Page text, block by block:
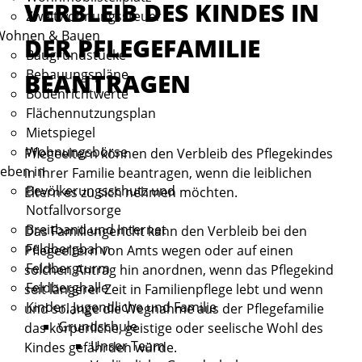
Zweitwohnungssteuer
& Bauen
Baugrundstücke
Bebauungspläne
Bodenrichtwerte
Flächennutzungsplan
Mietspiegel
Wohnungsbörse
in
Bevölkerungsschutz und
Notfallvorsorge
Breitband und Internet
Feldbergbahn
Feldbergturm
Feldberghalle
Kinder, Jugendliche und Familie
Grundschule
Unser Team
VERBLEIB DES KINDES IN
DER PFLEGEFAMILIE
BEANTRAGEN
Pflegeeltern können den Verbleib des Pflegekindes
in ihrer Familie beantragen, wenn die leiblichen
Eltern es zu sich nehmen möchten.
Das Familiengericht kann den Verbleib bei den
Pflegeeltern von Amts wegen oder auf einen
solchen Antrag hin anordnen, wenn das Pflegekind
seit längerer Zeit in Familienpflege lebt und wenn
und solange die Wegnahme aus der Pflegefamilie
das körperliche, geistige oder seelische Wohl des
Kindes gefährden würde.